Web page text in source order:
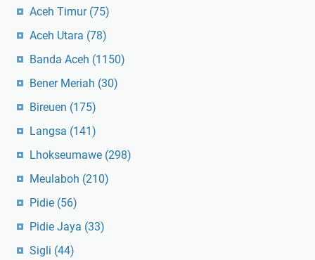
Aceh Timur (75)
Aceh Utara (78)
Banda Aceh (1150)
Bener Meriah (30)
Bireuen (175)
Langsa (141)
Lhokseumawe (298)
Meulaboh (210)
Pidie (56)
Pidie Jaya (33)
Sigli (44)